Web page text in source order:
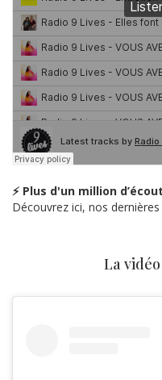
⚡ Plus d'un million
Découvrez ici, nos
La